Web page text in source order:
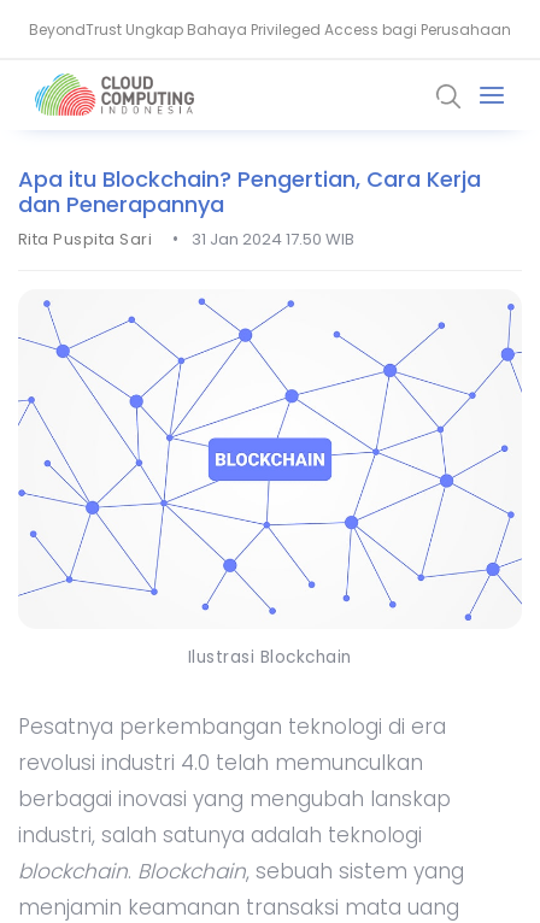
BeyondTrust Ungkap Bahaya Privileged Access bagi Perusahaan
BSSN: Komputer Kuantum Ancam Enkripsi, Saatnya Beralih ke PQC
Apa itu Blockchain? Pengertian, Cara Kerja
dan Penerapannya
Rita Puspita Sari • 31 Jan 2024 17.50 WIB
Ilustrasi Blockchain
Pesatnya perkembangan teknologi di era
revolusi industri 4.0 telah memunculkan
berbagai inovasi yang mengubah lanskap
industri, salah satunya adalah teknologi
blockchain. Blockchain, sebuah sistem yang
menjamin keamanan transaksi mata uang